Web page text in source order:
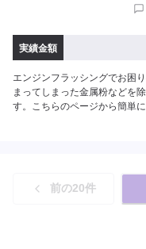
実績金額
エンジンフラッシングでお困
まってしまった金属粉などを
す。こちらのページから簡単
前の20件